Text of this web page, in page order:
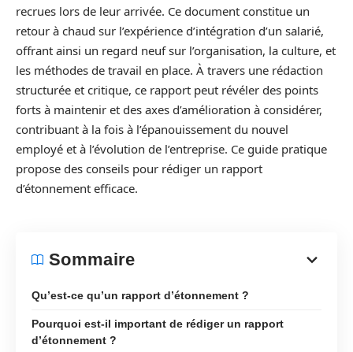
recrues lors de leur arrivée. Ce document constitue un
retour à chaud sur l’expérience d’intégration d’un salarié,
offrant ainsi un regard neuf sur l’organisation, la culture, et
les méthodes de travail en place. À travers une rédaction
structurée et critique, ce rapport peut révéler des points
forts à maintenir et des axes d’amélioration à considérer,
contribuant à la fois à l’épanouissement du nouvel
employé et à l’évolution de l’entreprise. Ce guide pratique
propose des conseils pour rédiger un rapport
d’étonnement efficace.
Sommaire
Qu’est-ce qu’un rapport d’étonnement ?
Pourquoi est-il important de rédiger un rapport
d’étonnement ?